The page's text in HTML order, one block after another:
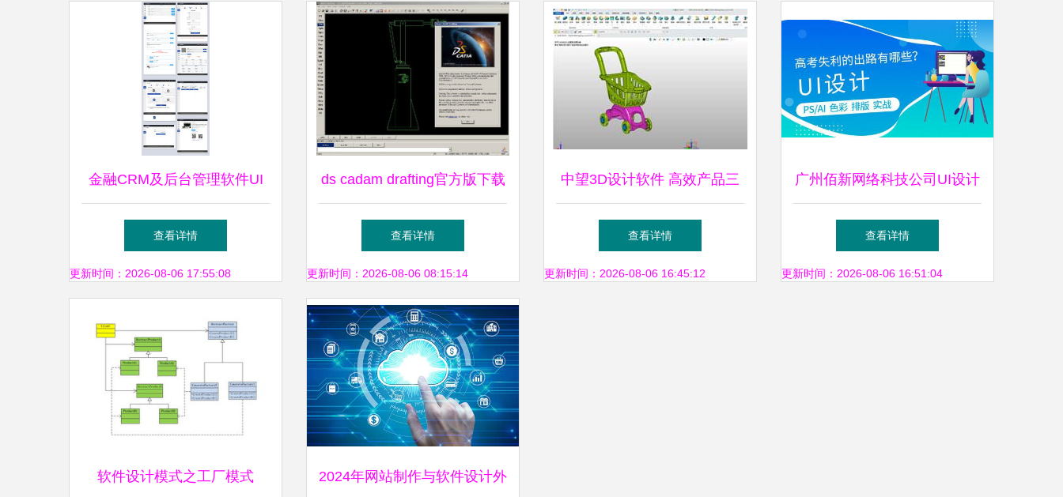
金融CRM及后台管理软件UI
规范与界面设计指南
查看详情
更新时间：2026-08-06 17:55:08
ds cadam drafting官方版下载
cad草图绘制设计软件v5
6r2018极光下载站评测与操作
指南
查看详情
更新时间：2026-08-06 08:15:14
中望3D设计软件 高效产品三
维CAD设计的专业之选
查看详情
更新时间：2026-08-06 16:45:12
广州佰新网络科技公司UI设计
分析 难度与质量全面评估
查看详情
更新时间：2026-08-06 16:51:04
软件设计模式之工厂模式 2024年网站制作与软件设计外